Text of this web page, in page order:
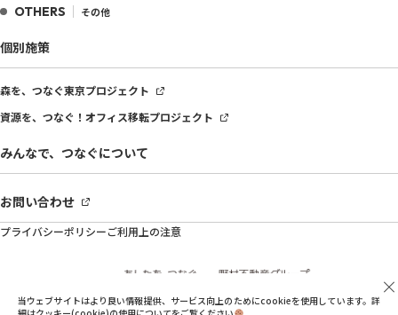
当ウェブサイトはより良い情報提供、サービス向上のためにcookieを使用しています。詳
OTHERS その他
個別施策
森を、つなぐ東京プロジェクト
資源を、つなぐ！ オフィス移転プロジェクト
みんなで、つなぐについて
お問い合わせ
プライバシーポリシーご利用上の注意